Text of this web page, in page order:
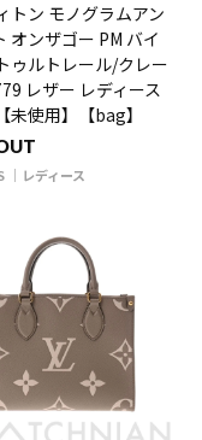
トン モノグラムアン
オンザゴー PM バイ
ゥルトレール/クレー
レザー レディース
未使用】【bag】
レディース